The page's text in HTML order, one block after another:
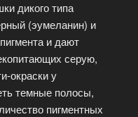
дикого типа
(эумеланин) и
и дают
серую,
окраски у
темные полосы,
пигментных